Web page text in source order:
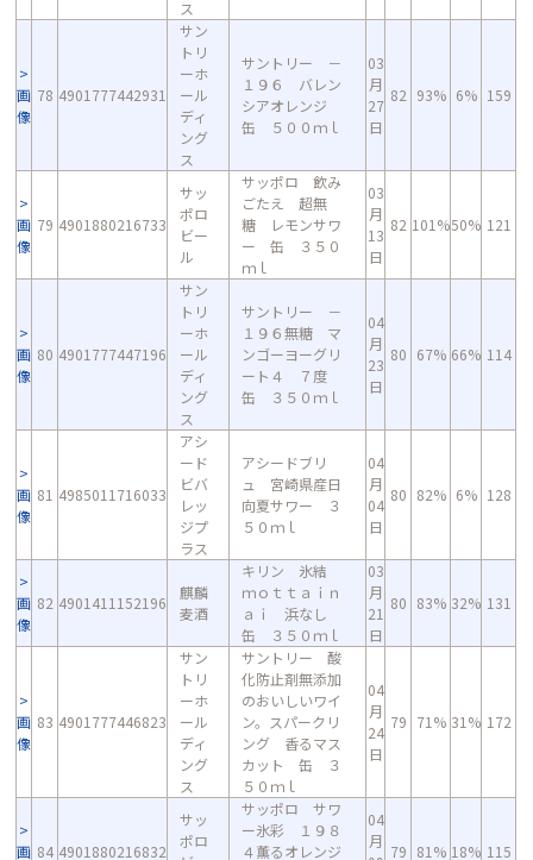
ス
画
像
78 4901777442931
サン
トリ
ーホ
ール
ディ
ング
ス
サントリー －
１９６ バレン
シアオレンジ
缶 ５００ｍｌ
03
月
27
日
82 93% 6% 159
画
像
79 4901880216733
サッ
ポロ
ビー
ル
サッポロ 飲み
ごたえ 超無
糖 レモンサワ
ー 缶 ３５０
ｍｌ
03
月
13
日
82 101%50% 121
画
像
80 4901777447196
サン
トリ
ーホ
ール
ディ
ング
ス
サントリー －
１９６無糖 マ
ンゴーヨーグリ
ート４ ７度
缶 ３５０ｍｌ
04
月
23
日
80 67% 66% 114
画
像
81 4985011716033
アシ
ード
ビバ
レッ
ジプ
ラス
アシードブリ
ュ 宮崎県産日
向夏サワー ３
５０ｍｌ
04
月
04
日
80 82% 6% 128
画
像
82 4901411152196
麒麟
麦酒
キリン 氷結
ｍｏｔｔａｉｎ
ａｉ 浜なし
缶 ３５０ｍｌ
03
月
21
日
80 83% 32% 131
画
像
83 4901777446823
サン
トリ
ーホ
ール
ディ
ング
ス
サントリー 酸
化防止剤無添加
のおいしいワイ
ン。スパークリ
ング 香るマス
カット 缶 ３
５０ｍｌ
04
月
24
日
79 71% 31% 172
画 84 4901880216832
サッ
ポロ
サッポロ サワ
ー氷彩 １９８
４薫るオレンジ
04
月
79 81% 18% 115